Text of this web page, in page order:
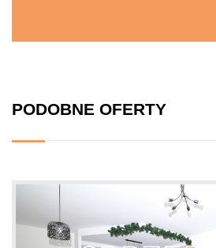
PODOBNE OFERTY